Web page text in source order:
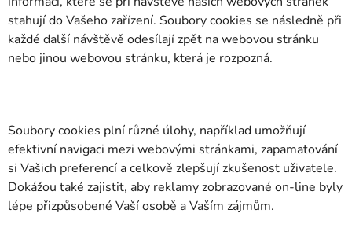
stahují do Vašeho zařízení. Soubory cookies se následně při
každé další návštěvě odesílají zpět na webovou stránku
nebo jinou webovou stránku, která je rozpozná.
Soubory cookies plní různé úlohy, například umožňují
efektivní navigaci mezi webovými stránkami, zapamatování
si Vašich preferencí a celkově zlepšují zkušenost uživatele.
Dokážou také zajistit, aby reklamy zobrazované on-line byly
lépe přizpůsobené Vaší osobě a Vaším zájmům.